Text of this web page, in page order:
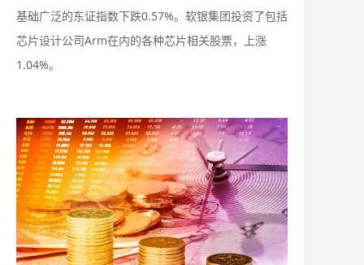
基础广泛的东证指数下跌0.57%。软银集团投资了包括
芯片设计公司Arm在内的各种芯片相关股票，上涨
1.04%。